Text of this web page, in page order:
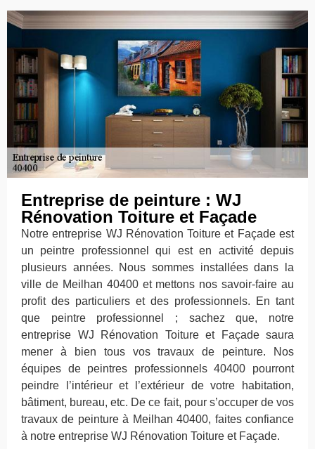
Entreprise de peinture : WJ
Rénovation Toiture et Façade
Notre entreprise WJ Rénovation Toiture et Façade est
un peintre professionnel qui est en activité depuis
plusieurs années. Nous sommes installées dans la
ville de Meilhan 40400 et mettons nos savoir-faire au
profit des particuliers et des professionnels. En tant
que peintre professionnel ; sachez que, notre
entreprise WJ Rénovation Toiture et Façade saura
mener à bien tous vos travaux de peinture. Nos
équipes de peintres professionnels 40400 pourront
peindre l’intérieur et l’extérieur de votre habitation,
bâtiment, bureau, etc. De ce fait, pour s’occuper de vos
travaux de peinture à Meilhan 40400, faites confiance
à notre entreprise WJ Rénovation Toiture et Façade.